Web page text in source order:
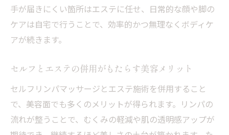
手が届きにくい箇所はエステに任せ、日常的な顔や脚の
ケアは自宅で行うことで、効率的かつ無理なくボディケ
アが続きます。
セルフとエステの併用がもたらす美容メリット
セルフリンパマッサージとエステ施術を併用すること
で、美容面でも多くのメリットが得られます。リンパの
流れが整うことで、むくみの軽減や肌の透明感アップが